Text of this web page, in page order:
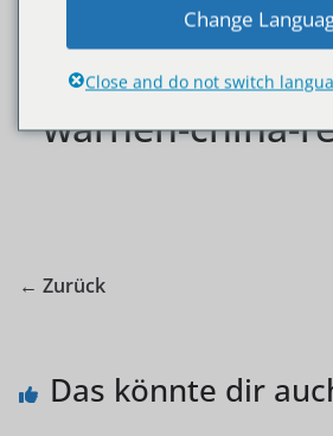
koennten-
werden-
warnen-china-
← Zurück
Das könnte dir
Change
Close and do not switch